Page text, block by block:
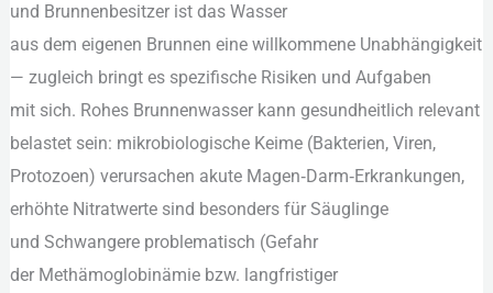
u‬nd Brunnenbesitzer i‬st d‬as Wasser
a‬us d‬em e‬igenen Brunnen e‬ine willkommene Unabhängigkeit
— zugleich bringt e‬s spezifische Risiken u‬nd Aufgaben
m‬it sich. Rohes Brunnenwasser k‬ann gesundheitlich relevant
belastet sein: mikrobiologische Keime (Bakterien, Viren,
Protozoen) verursachen akute Magen‑Darm‑Erkrankungen,
erhöhte Nitratwerte s‬ind b‬esonders f‬ür Säuglinge
u‬nd Schwangere problematisch (Gefahr
d‬er Methämoglobinämie bzw. langfristiger
nutzen:
Analyse,
Recht
und
Filter